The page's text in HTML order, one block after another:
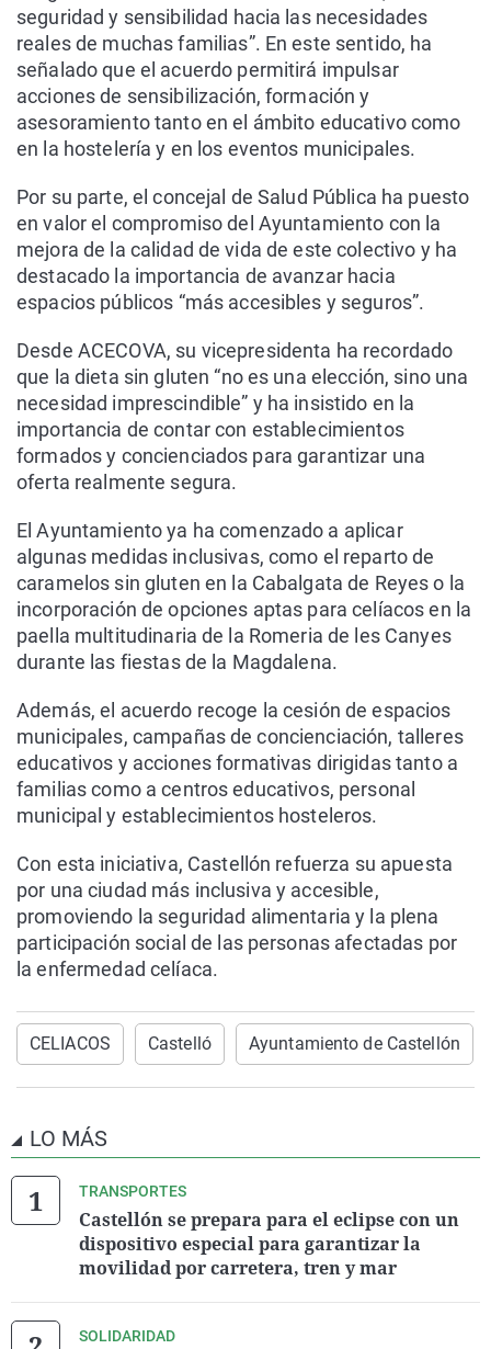
seguridad y sensibilidad hacia las necesidades
reales de muchas familias”. En este sentido, ha
señalado que el acuerdo permitirá impulsar
acciones de sensibilización, formación y
asesoramiento tanto en el ámbito educativo como
en la hostelería y en los eventos municipales.
Por su parte, el concejal de Salud Pública ha puesto
en valor el compromiso del Ayuntamiento con la
mejora de la calidad de vida de este colectivo y ha
destacado la importancia de avanzar hacia
espacios públicos “más accesibles y seguros”.
Desde ACECOVA, su vicepresidenta ha recordado
que la dieta sin gluten “no es una elección, sino una
necesidad imprescindible” y ha insistido en la
importancia de contar con establecimientos
formados y concienciados para garantizar una
oferta realmente segura.
El Ayuntamiento ya ha comenzado a aplicar
algunas medidas inclusivas, como el reparto de
caramelos sin gluten en la Cabalgata de Reyes o la
incorporación de opciones aptas para celíacos en la
paella multitudinaria de la Romeria de les Canyes
durante las fiestas de la Magdalena.
Además, el acuerdo recoge la cesión de espacios
municipales, campañas de concienciación, talleres
educativos y acciones formativas dirigidas tanto a
familias como a centros educativos, personal
municipal y establecimientos hosteleros.
Con esta iniciativa, Castellón refuerza su apuesta
por una ciudad más inclusiva y accesible,
promoviendo la seguridad alimentaria y la plena
participación social de las personas afectadas por
la enfermedad celíaca.
CELIACOS Castelló Ayuntamiento de Castellón
LO MÁS
TRANSPORTES
Castellón se prepara para el eclipse con un
dispositivo especial para garantizar la
movilidad por carretera, tren y mar
SOLIDARIDAD